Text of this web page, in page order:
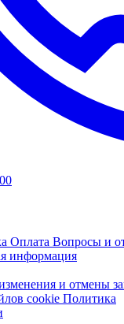
Оплата Вопросы и
информация
и отмены
cookie Политика